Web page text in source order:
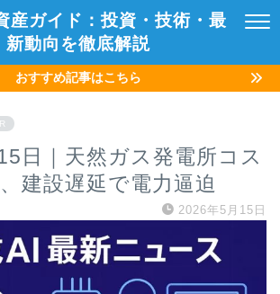
産ガイド：投資・技術・最
新動向を徹底解説
おすすめ記事はこちら
日｜天然ガス発電所コス
建設遅延で電力逼迫
2026年5月15日